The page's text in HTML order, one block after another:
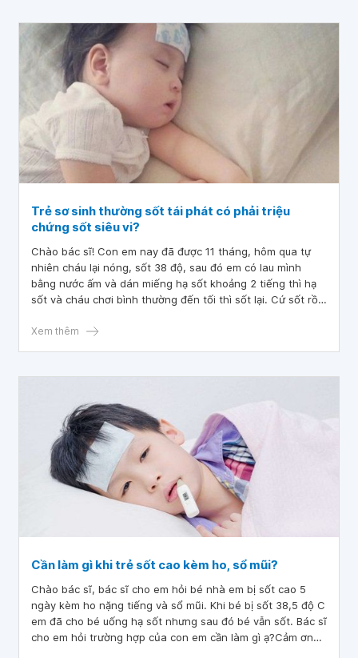
Trẻ sơ sinh thường sốt tái phát có phải triệu
chứng sốt siêu vi?
Chào bác sĩ! Con em nay đã được 11 tháng, hôm qua tự
nhiên cháu lại nóng, sốt 38 độ, sau đó em có lau mình
bằng nước ấm và dán miếng hạ sốt khoảng 2 tiếng thì hạ
sốt và cháu chơi bình thường đến tối thì sốt lại. Cứ sốt rồi
Xem thêm
Cần làm gì khi trẻ sốt cao kèm ho, sổ mũi?
Chào bác sĩ, bác sĩ cho em hỏi bé nhà em bị sốt cao 5
ngày kèm ho nặng tiếng và sổ mũi. Khi bé bị sốt 38,5 độ C
em đã cho bé uống hạ sốt nhưng sau đó bé vẫn sốt. Bác sĩ
cho em hỏi trường hợp của con em cần làm gì ạ?Cảm ơn